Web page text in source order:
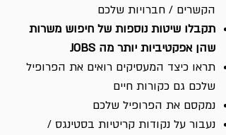
הקשרים / חברויות שלכם
תקבלו שיטות נוספות של חיפוש משרות
שהן אפקטיביות יותר מה JOBS
תראו כיצד המעסיקים רואים את הפרופיל
שלכם גם כקורות חיים
נמקסם את הפרופיל שלכם
נעבור על נקודות קריטיות בסטינגס /